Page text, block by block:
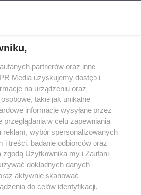
w serwisie nie może być powielany i
rozpowszechniany w jakikolwiek sposób (w
mechaniczny) na jakimkolwiek polu
formie, włącznie z umieszczaniem w Internecie
praw. Jakiekolwiek użycie lub
lub w części z naruszeniem prawa, tzn.
pod groźbą kary i może być ścigane
partnerów oraz inne
Media uzyskujemy dostęp i
na urządzeniu oraz
takie jak unikalne
informacje wysyłane przez
przeglądania w celu zapewniania
reklam, wybór spersonalizowanych
i treści, badanie odbiorców oraz
zgodą Użytkownika my i Zaufani
dokładnych danych
aktywnie skanować
do celów identyfikacji.